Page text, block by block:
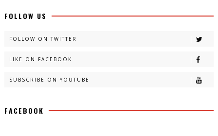
FOLLOW US
FOLLOW ON TWITTER
LIKE ON FACEBOOK
SUBSCRIBE ON YOUTUBE
FACEBOOK